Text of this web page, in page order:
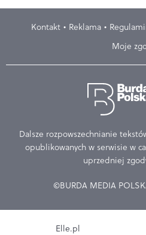
Kontakt Reklama
Moje
Dalsze rozpowszechnianie
opublikowanych w serwisie w
uprzedniej
©BURDA MEDIA
Elle.pl